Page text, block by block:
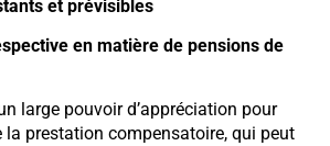
et prévisibles
en matière de pensions de
large pouvoir d’appréciation pour
la prestation compensatoire, qui peut